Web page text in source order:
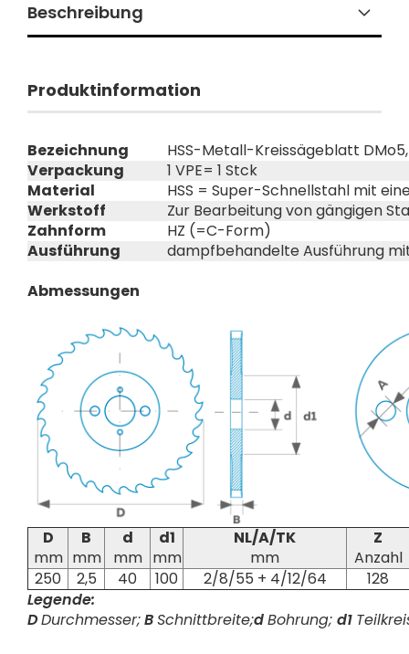
Beschreibung
Produktinformation
Bezeichnung
HSS-Metall-Kreissägeblatt DMo5,
Verpackung
1 VPE= 1 Stck
Material
HSS = Super-Schnellstahl mit
Werkstoff
Zur Bearbeitung von gängigen
Zahnform
HZ (=C-Form)
Ausführung
dampfbehandelte Ausführung
Abmessungen
D
mm
B
mm
d
mm
d1
mm
NL/A/TK
mm
Z
Anzahl
250
2,5 40 100 2/8/55 + 4/12/64
128
Legende:
DDurchmesser;BSchnittbreite;dBohrung; d1